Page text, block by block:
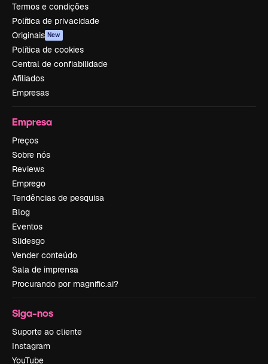
Termos e condições
Política de privacidade
Originais New
Política de cookies
Central de confiabilidade
Afiliados
Empresas
Empresa
Preços
Sobre nós
Reviews
Emprego
Tendências de pesquisa
Blog
Eventos
Slidesgo
Vender conteúdo
Sala de imprensa
Procurando por magnific.ai?
Siga-nos
Suporte ao cliente
Instagram
YouTube